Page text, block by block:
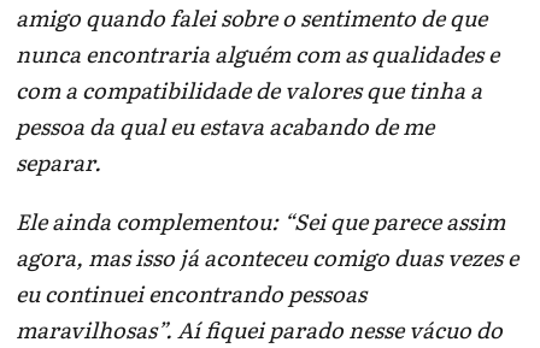
amigo quando falei sobre o sentimento de que
nunca encontraria alguém com as qualidades e
com a compatibilidade de valores que tinha a
pessoa da qual eu estava acabando de me
separar.
Ele ainda complementou: “Sei que parece assim
agora, mas isso já aconteceu comigo duas vezes e
eu continuei encontrando pessoas
maravilhosas”. Aí fiquei parado nesse vácuo do